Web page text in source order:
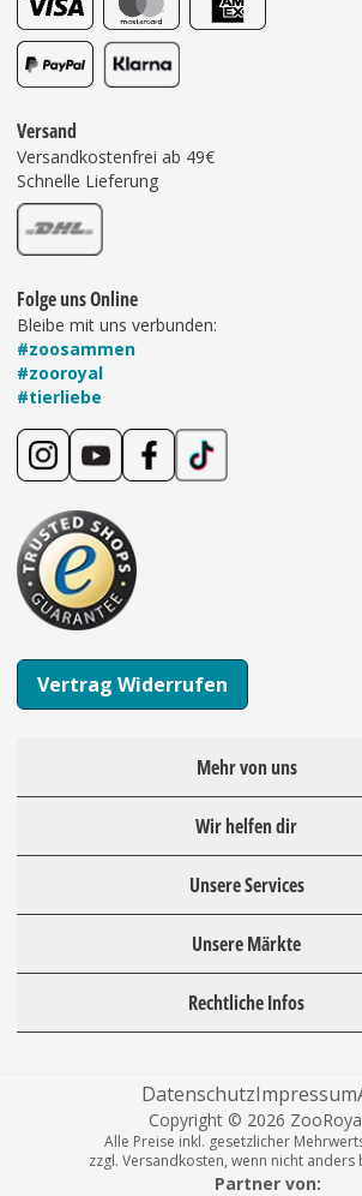
Versand
Versandkostenfrei ab 49€
Schnelle Lieferung
Folge uns Online
Bleibe mit uns verbunden:
#zoosammen
#zooroyal
#tierliebe
Vertrag Widerrufen
Mehr von uns
Wir helfen dir
Unsere Services
Unsere Märkte
Rechtliche Infos
DatenschutzImpressum
Copyright © 2026
Alle Preise inkl. gesetzlicher
zzgl. Versandkosten, wenn nicht anders
Partner von: